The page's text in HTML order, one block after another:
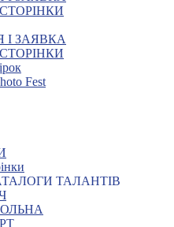
ЗАЯВКА
Fest
ТАЛАНТІВ